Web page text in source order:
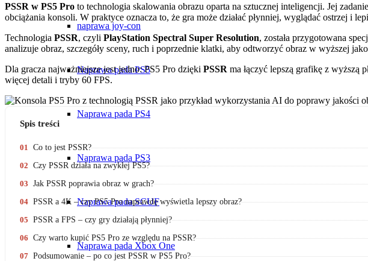
naprawa joy-con
Naprawa pada PS5
Naprawa pada PS4
Naprawa pada PS3
Naprawa pada SCUF
Naprawa pada Xbox One
PSSR w PS5 Pro to technologia skalowania obrazu oparta na sztucznej inteligencji. Jej
obciążania konsoli. W praktyce oznacza to, że gra może działać płynniej, wyglądać ostrzej i
Technologia PSSR, czyli PlayStation Spectral Super Resolution, została przygotowana
analizuje obraz, szczegóły sceny, ruch i poprzednie klatki, aby odtworzyć obraz w wyższej
Dla gracza najważniejsze jest jedno: PS5 Pro dzięki PSSR ma łączyć lepszą grafikę z wyższą
więcej detali i tryby 60 FPS.
Spis treści
01
Co to jest PSSR?
02 Czy PSSR działa na zwykłej PS5?
03 Jak PSSR poprawia obraz w grach?
04 PSSR a 4K – czy PS5 Pro naprawdę wyświetla lepszy obraz?
05 PSSR a FPS – czy gry działają płynniej?
06 Czy warto kupić PS5 Pro ze względu na PSSR?
07 Podsumowanie – po co jest PSSR w PS5 Pro?